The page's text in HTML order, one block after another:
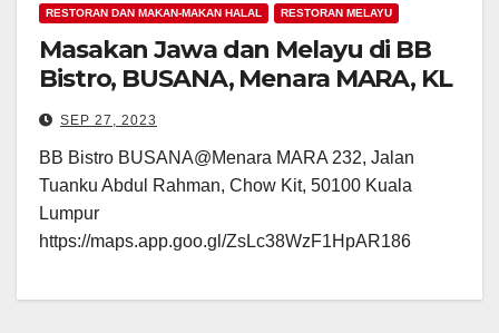
RESTORAN DAN MAKAN-MAKAN HALAL RESTORAN MELAYU
Masakan Jawa dan Melayu di BB
Bistro, BUSANA, Menara MARA, KL
SEP 27, 2023
BB Bistro BUSANA@Menara MARA 232, Jalan
Tuanku Abdul Rahman, Chow Kit, 50100 Kuala
Lumpur
https://maps.app.goo.gl/ZsLc38WzF1HpAR186